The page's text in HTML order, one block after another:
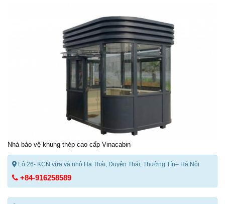
Nhà bảo vệ khung thép cao cấp Vinacabin
Lô 26- KCN vừa và nhỏ Hạ Thái, Duyên Thái, Thường Tín– Hà Nội
+84-916258589